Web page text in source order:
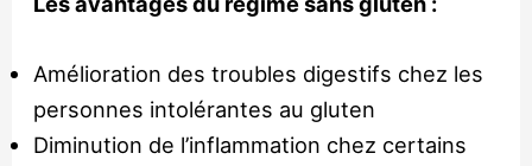
Amélioration des troubles digestifs chez les
personnes intolérantes au gluten
Diminution de l’inflammation chez certains